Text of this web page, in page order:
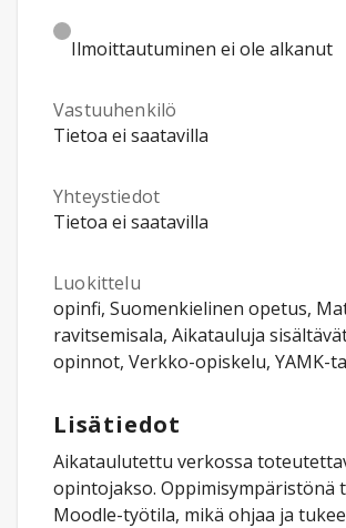
Ilmoittautuminen ei ole alkanut
Vastuuhenkilö
Tietoa ei saatavilla
Yhteystiedot
Tietoa ei saatavilla
Luokittelu
opinfi, Suomenkielinen opetus,
ravitsemisala, Aikatauluja
opinnot, Verkko-opiskelu, YAMK-
Lisätiedot
Aikataulutettu verkossa
opintojakso. Oppimisympäristönä
Moodle-työtila, mikä ohjaa ja